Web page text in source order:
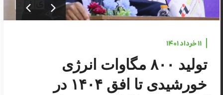
۱۱ خرداد ۱۴۰۱
تولید ۸۰۰ مگاوات انرژی
خورشیدی تا افق ۱۴۰۴ در